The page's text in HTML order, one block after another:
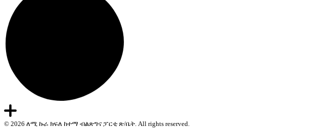
© 2026 ለሚ ኩራ ክፍለ ከተማ ብልጽግና ፓርቲ ጽ/ቤት. All rights reserved.